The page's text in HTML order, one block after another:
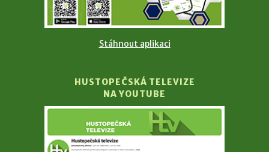
Stáhnout aplikaci
HUSTOPEČSKÁ TELEVIZE
NA YOUTUBE